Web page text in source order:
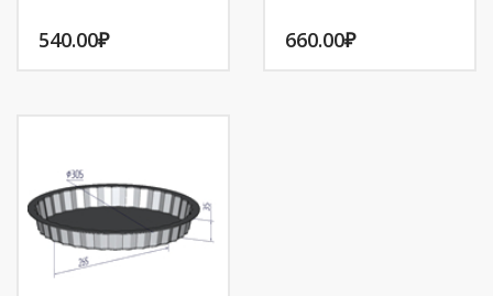
540.00₽ 660.00₽